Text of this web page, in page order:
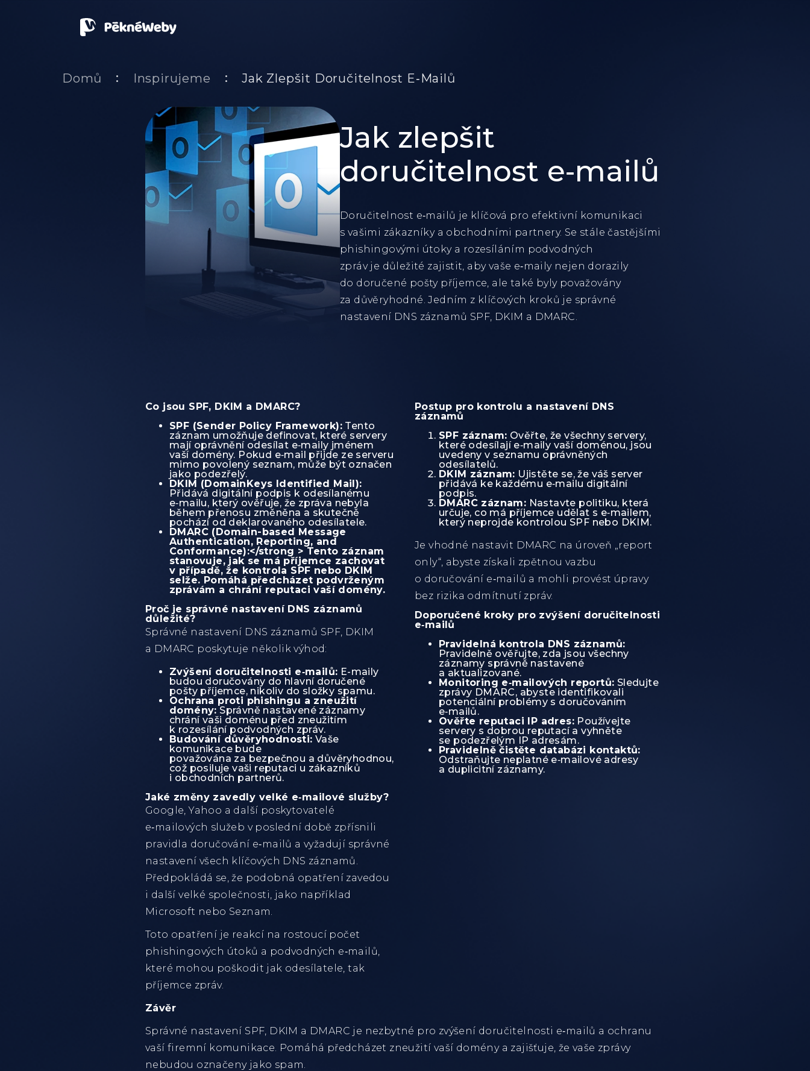
Domů Inspirujeme Jak Zlepšit Doručitelnost E‑mailů
Jak zlepšit
doručitelnost e‑mailů
Doručitelnost e‑mailů je klíčová pro efektivní komunikaci
s vašimi zákazníky a obchodními partnery. Se stále častějšími
phishingovými útoky a rozesíláním podvodných
zpráv je důležité zajistit, aby vaše e‑maily nejen dorazily
do doručené pošty příjemce, ale také byly považovány
za důvěryhodné. Jedním z klíčových kroků je správné
nastavení DNS záznamů SPF, DKIM a DMARC.
Co jsou SPF, DKIM a DMARC?
SPF (Sender Policy Framework): Tento
záznam umožňuje definovat, které servery
mají oprávnění odesílat e‑maily jménem
vaší domény. Pokud e‑mail přijde ze serveru
mimo povolený seznam, může být označen
jako podezřelý.
DKIM (DomainKeys Identified Mail):
Přidává digitální podpis k odesílanému
e‑mailu, který ověřuje, že zpráva nebyla
během přenosu změněna a skutečně
pochází od deklarovaného odesílatele.
DMARC (Domain-based Message
Authentication, Reporting, and
Conformance):</strong > Tento záznam
stanovuje, jak se má příjemce zachovat
v případě, že kontrola SPF nebo DKIM
selže. Pomáhá předcházet podvrženým
zprávám a chrání reputaci vaší domény.
Proč je správné nastavení DNS záznamů
důležité?
Správné nastavení DNS záznamů SPF, DKIM
a DMARC poskytuje několik výhod:
Zvýšení doručitelnosti e‑mailů: E-maily
budou doručovány do hlavní doručené
pošty příjemce, nikoliv do složky spamu.
Ochrana proti phishingu a zneužití
domény: Správně nastavené záznamy
chrání vaši doménu před zneužitím
k rozesílání podvodných zpráv.
Budování důvěryhodnosti: Vaše
komunikace bude
považována za bezpečnou a důvěryhodnou,
což posiluje vaši reputaci u zákazníků
i obchodních partnerů.
Jaké změny zavedly velké e‑mailové služby?
Google, Yahoo a další poskytovatelé
e‑mailových služeb v poslední době zpřísnili
pravidla doručování e‑mailů a vyžadují správné
nastavení všech klíčových DNS záznamů.
Předpokládá se, že podobná opatření zavedou
i další velké společnosti, jako například
Microsoft nebo Seznam.
Toto opatření je reakcí na rostoucí počet
phishingových útoků a podvodných e‑mailů,
které mohou poškodit jak odesílatele, tak
příjemce zpráv.
Postup pro kontrolu a nastavení DNS
záznamů
SPF záznam: Ověřte, že všechny servery,
které odesílají e‑maily vaší doménou, jsou
uvedeny v seznamu oprávněných
odesílatelů.
DKIM záznam: Ujistěte se, že váš server
přidává ke každému e‑mailu digitální
podpis.
DMARC záznam: Nastavte politiku, která
určuje, co má příjemce udělat s e‑mailem,
který neprojde kontrolou SPF nebo DKIM.
Je vhodné nastavit DMARC na úroveň „report
only“, abyste získali zpětnou vazbu
o doručování e‑mailů a mohli provést úpravy
bez rizika odmítnutí zpráv.
Doporučené kroky pro zvýšení doručitelnosti
e‑mailů
Pravidelná kontrola DNS záznamů:
Pravidelně ověřujte, zda jsou všechny
záznamy správně nastavené
a aktualizované.
Monitoring e‑mailových reportů: Sledujte
zprávy DMARC, abyste identifikovali
potenciální problémy s doručováním
e‑mailů.
Ověřte reputaci IP adres: Používejte
servery s dobrou reputací a vyhněte
se podezřelým IP adresám.
Pravidelně čistěte databázi kontaktů:
Odstraňujte neplatné e‑mailové adresy
a duplicitní záznamy.
Závěr
Správné nastavení SPF, DKIM a DMARC je nezbytné pro zvýšení doručitelnosti e‑mailů a ochranu
vaší firemní komunikace. Pomáhá předcházet zneužití vaší domény a zajišťuje, že vaše zprávy
nebudou označeny jako spam.